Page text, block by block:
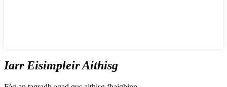
Iarr Eisimpleir Aithisg